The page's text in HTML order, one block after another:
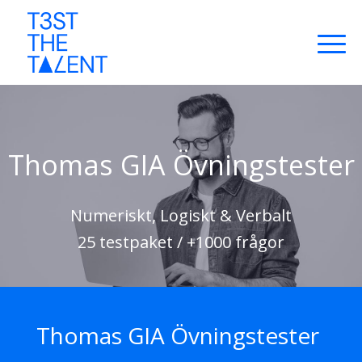
Thomas GIA Övningstester
Numeriskt, Logiskt & Verbalt
25 testpaket / +1000 frågor
Thomas GIA Övningstester